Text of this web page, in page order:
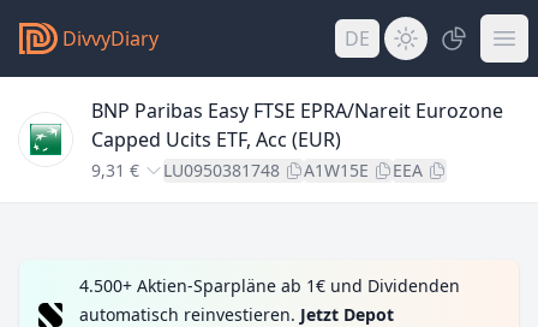
DivvyDiary DE
BNP Paribas Easy FTSE EPRA/Nareit Eurozone
Capped Ucits ETF, Acc (EUR)
9,31 € LU0950381748 A1W15E EEA
4.500+ Aktien-Sparpläne ab 1€ und Dividenden
automatisch reinvestieren. Jetzt Depot